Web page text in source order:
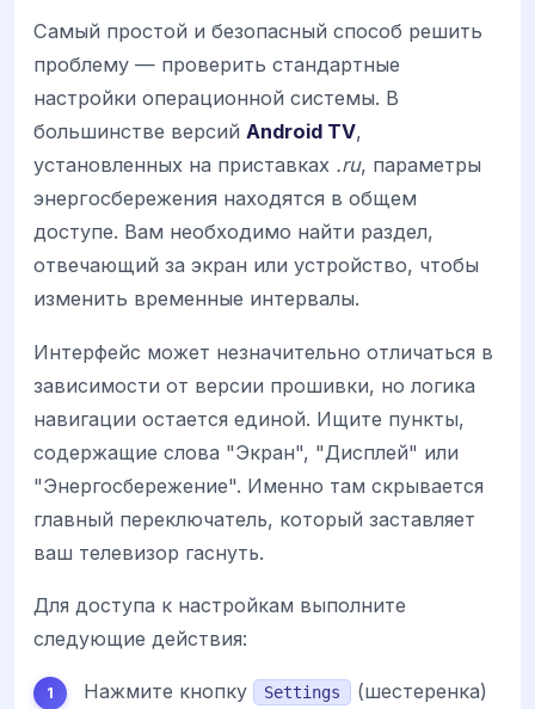
Самый простой и безопасный способ решить
проблему — проверить стандартные
настройки операционной системы. В
большинстве версий Android TV,
установленных на приставках .ru, параметры
энергосбережения находятся в общем
доступе. Вам необходимо найти раздел,
отвечающий за экран или устройство, чтобы
изменить временные интервалы.
Интерфейс может незначительно отличаться в
зависимости от версии прошивки, но логика
навигации остается единой. Ищите пункты,
содержащие слова "Экран", "Дисплей" или
"Энергосбережение". Именно там скрывается
главный переключатель, который заставляет
ваш телевизор гаснуть.
Для доступа к настройкам выполните
следующие действия:
Нажмите кнопку Settings
(шестеренка)